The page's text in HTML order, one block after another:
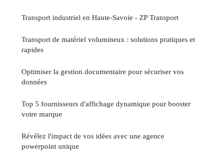
Transport industriel en Haute-Savoie - ZP Transport
Transport de matériel volumineux : solutions pratiques et
rapides
Optimiser la gestion documentaire pour sécuriser vos
données
Top 5 fournisseurs d'affichage dynamique pour booster
votre marque
Révélez l'impact de vos idées avec une agence
powerpoint unique